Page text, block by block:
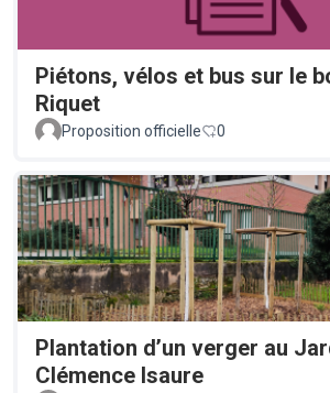
Piétons, vélos et bus sur le
Riquet
Proposition officielle 0
Plantation d’un verger au
Clémence Isaure